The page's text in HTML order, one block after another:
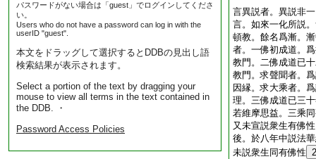
パスワードがない場合は「guest」でログインしてくださ
い。
Users who do not have a password can log in with the
userID "guest".
本文をドラッグして選択するとDDBの見出し語
検索結果が表示されます。
Select a portion of the text by dragging your
mouse to view all terms in the text contained in
the DDB. ・
Password Access Policies
言異説者。異説非
言。如來一化所説
頓教。餘名爲漸。
者。一佛初成道。
教門。二佛成道已
教門。求聲聞者。
因縁。求大乘者。
理。三佛成道已三
若維摩思益。三乘
又未宣説衆生有佛
後。於八年中説法
未説衆生同有佛性 2